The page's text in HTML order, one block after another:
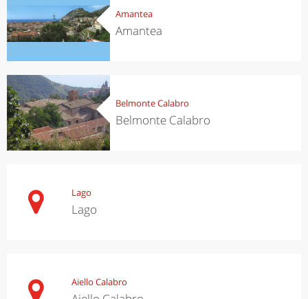
Amantea
Amantea
Belmonte Calabro
Belmonte Calabro
Lago
Lago
Aiello Calabro